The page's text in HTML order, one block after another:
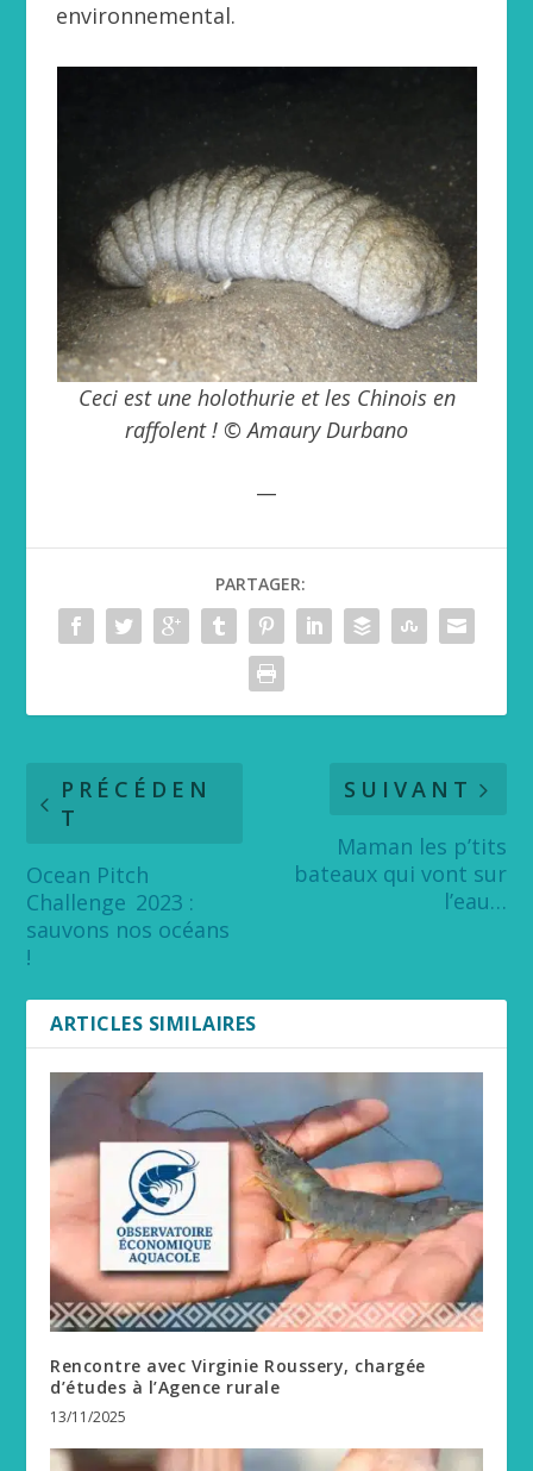
environnemental.
Ceci est une holothurie et les Chinois en
raffolent ! © Amaury Durbano
PARTAGER:
PRÉCÉDEN
T
Ocean Pitch
Challenge 2023 :
sauvons nos océans
!
SUIVANT
Maman les p’tits
bateaux qui vont sur
l’eau…
ARTICLES SIMILAIRES
Rencontre avec Virginie Roussery, chargée
d’études à l’Agence rurale
13/11/2025